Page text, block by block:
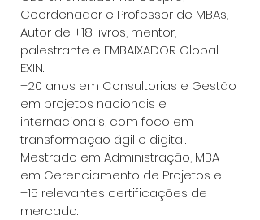
Coordenador e Professor de MBAs,
Autor de +18 livros, mentor,
palestrante e EMBAIXADOR Global
EXIN.
+20 anos em Consultorias e Gestão
em projetos nacionais e
internacionais, com foco em
transformação ágil e digital.
Mestrado em Administração, MBA
em Gerenciamento de Projetos e
+15 relevantes certificações de
mercado.